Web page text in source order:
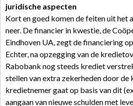
juridische aspecten
Kort en goed komen de feiten uit het
neer. De financier in kwestie, de
Eindhoven UA, zegt de financiering
Echter, na opzegging van de
Rabobank nog steeds krediet
stellen van extra zekerheden door de
kredietnemer gaat op basis van dit
aangaan van nieuwe schulden met